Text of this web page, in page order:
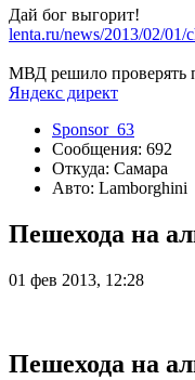
Дай бог выгорит!
lenta.ru/news/2013/02/01/
МВД решило проверять
Яндекс директ
Sponsor_63
Сообщения: 692
Откуда: Самара
Авто: Lamborghini
Пешехода на
01 фев 2013, 12:28
Пешехода на